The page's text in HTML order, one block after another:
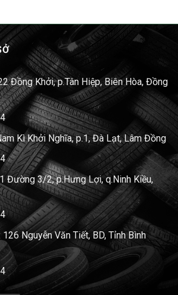
Đồng Khởi, p.Tân Hiệp, Biên Hòa, Đồng
Kì Khởi Nghĩa, p.1, Đà Lạt, Lâm Đồng
Đường 3/2, p.Hưng Lợi, q.Ninh Kiều,
Nguyễn Văn Tiết, BD, Tỉnh Bình